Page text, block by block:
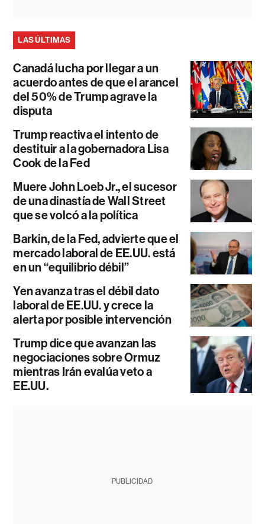
LAS ÚLTIMAS
Canadá lucha por llegar a un
acuerdo antes de que el arancel
del 50% de Trump agrave la
disputa
Trump reactiva el intento de
destituir a la gobernadora Lisa
Cook de la Fed
Muere John Loeb Jr., el sucesor
de una dinastía de Wall Street
que se volcó a la política
Barkin, de la Fed, advierte que el
mercado laboral de EE.UU. está
en un “equilibrio débil”
Yen avanza tras el débil dato
laboral de EE.UU. y crece la
alerta por posible intervención
Trump dice que avanzan las
negociaciones sobre Ormuz
mientras Irán evalúa veto a
EE.UU.
PUBLICIDAD